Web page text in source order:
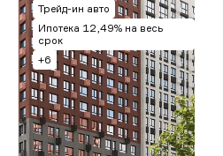
Трейд-ин авто
Ипотека 12,49% на весь
срок
+6